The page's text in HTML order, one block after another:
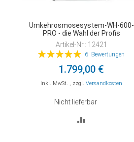
Umkehrosmosesystem-WH-600-
PRO - die Wahl der Profis
Artikel-Nr.: 12421
Bewertung:
6 Bewertungen
1.799,00 €
Inkl. MwSt. , zzgl. Versandkosten
Nicht lieferbar